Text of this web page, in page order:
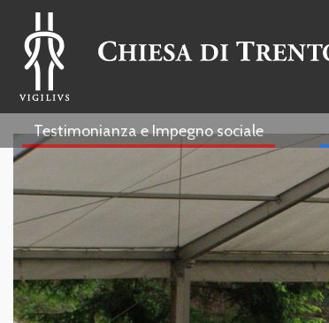
Testimonianza e Impegno sociale